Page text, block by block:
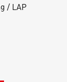
/ LAP